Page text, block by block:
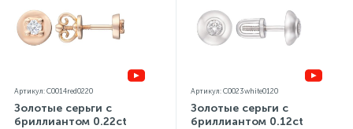
Артикул: C0014red0220
Золотые серьги с
бриллиантом 0.22ct
Артикул: C0023white0120
Золотые серьги с
бриллиантом 0.12ct